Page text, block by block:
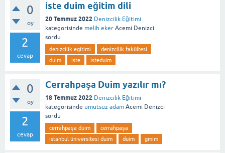
0
oy
2
cevap
iste duim eğitim dili
20 Temmuz 2022 Denizcilik Eğitimi
kategorisinde melih eker Acemi Denizci
sordu
denizcilik egitimi
denizcilik fakültesi
duim
iste isteduim
0
oy
2
cevap
Cerrahpaşa Duim yazılır mı?
18 Temmuz 2022 Denizcilik Eğitimi
kategorisinde umutsuz adam Acemi Denizci
sordu
cerrahpaşa duim
cerrahpaşa
istanbul üniversitesi duim
duim gmim